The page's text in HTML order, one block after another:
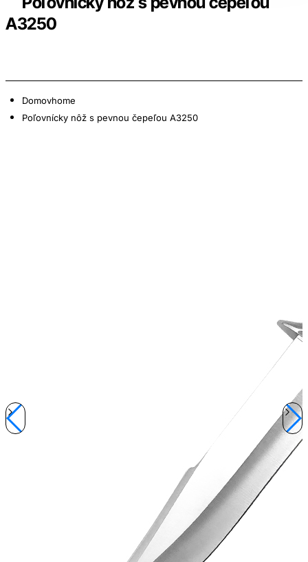
A3250
Domovhome
Poľovnícky nôž s pevnou čepeľou A3250